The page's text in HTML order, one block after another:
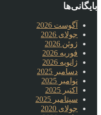
بایگانی‌ها
آگوست 2026
جولای 2026
ژوئن 2026
فوریه 2026
ژانویه 2026
دسامبر 2025
نوامبر 2025
اکتبر 2025
سپتامبر 2025
جولای 2020